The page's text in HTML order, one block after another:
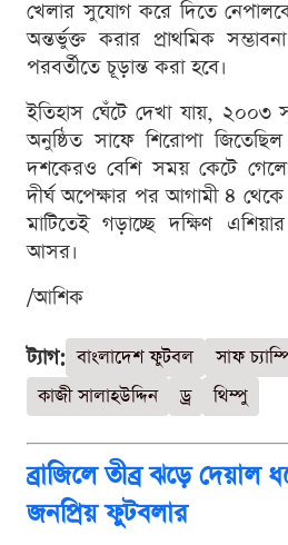
খেলার সুযোগ করে দিতে
অন্তর্ভুক্ত করার প্রাথমিক
পরবর্তীতে চূড়ান্ত করা হবে।
ইতিহাস ঘেঁটে দেখা যায়, ২০০৩
অনুষ্ঠিত সাফে শিরোপা
দশকেরও বেশি সময় কেটে
দীর্ঘ অপেক্ষার পর আগামী ৪ থেকে
মাটিতেই গড়াচ্ছে দক্ষিণ
আসর।
/আশিক
ট্যাগ: বাংলাদেশ ফুটবল
সাফ
কাজী সালাহউদ্দিন
ড্র থিম্পু
ব্রাজিলে তীব্র ঝড়ে দেয়াল
জনপ্রিয় ফুটবলার